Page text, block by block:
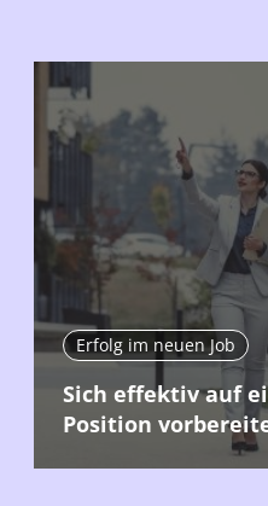
Erfolg im neuen Job
Sich effektiv auf
Position